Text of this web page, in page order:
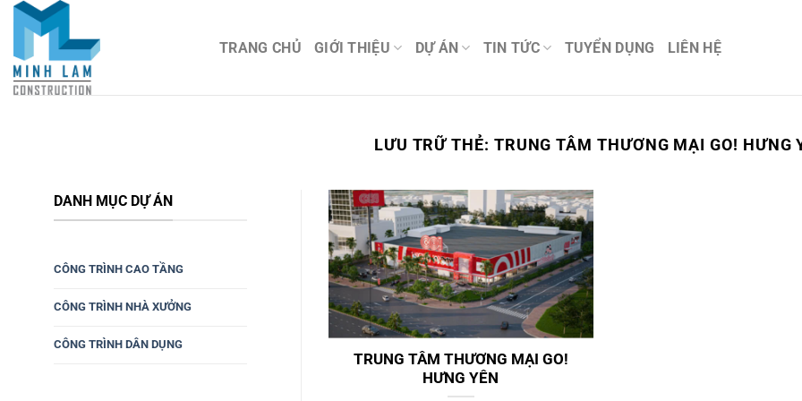
Bỏ
nội
dung
TRANG CHỦ GIỚI THIỆU DỰ ÁN TIN TỨC TUYỂN DỤNG LIÊN HỆ
LƯU TRỮ THẺ: TRUNG TÂM THƯƠNG MẠI GO! HƯNG
DANH MỤC DỰ ÁN
CÔNG TRÌNH CAO TẦNG
CÔNG TRÌNH NHÀ XƯỞNG
CÔNG TRÌNH DÂN DỤNG
TRUNG TÂM THƯƠNG MẠI GO!
HƯNG YÊN